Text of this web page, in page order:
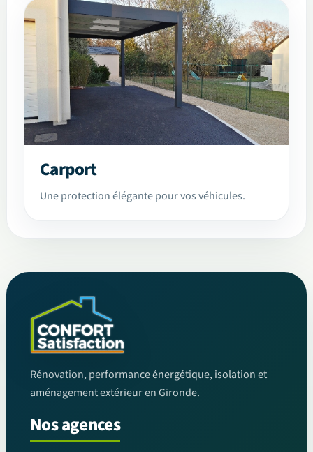
Carport
Une protection élégante pour vos véhicules.
Rénovation, performance énergétique, isolation et
aménagement extérieur en Gironde.
Nos agences